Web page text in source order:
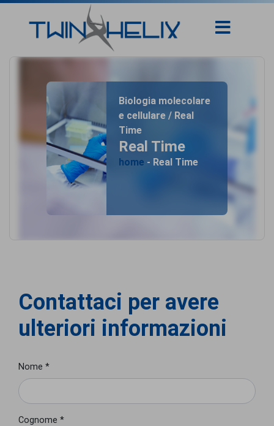
Biologia molecolare
e cellulare / Real
Time
Real Time
home - Real Time
Contattaci per avere
ulteriori informazioni
Nome *
Cognome *